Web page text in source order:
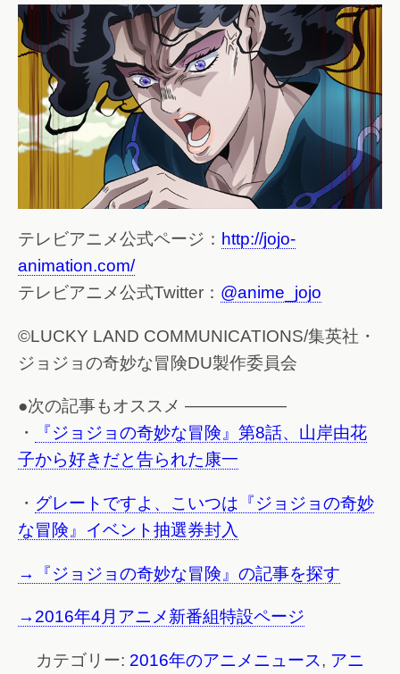
テレビアニメ公式ページ： http://jojo-
animation.com/
テレビアニメ公式Twitter： @anime_jojo
©LUCKY LAND COMMUNICATIONS/集英社・
ジョジョの奇妙な冒険DU製作委員会
●次の記事もオススメ ——————
・
『ジョジョの奇妙な冒険』第8話、山岸由花
子から好きだと告られた康一
・ グレートですよ、こいつは『ジョジョの奇妙
な冒険』イベント抽選券封入
→『ジョジョの奇妙な冒険』の記事を探す
→2016年4月アニメ新番組特設ページ
カテゴリー: 2016年のアニメニュース, アニ